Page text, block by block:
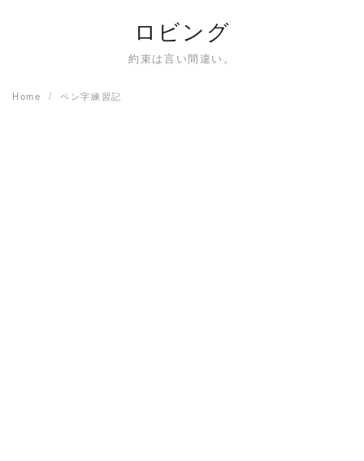
ロビング
約束は言い間違い。
Home ペン字練習記